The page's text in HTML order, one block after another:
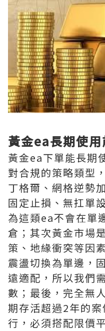
黃金ea長期使用
黃金ea下單能長期
對合規的策略類型‌
丁格爾、網格逆勢
固定止損、無扛單
為這類ea不會在單
倉；其次黃金市場
策、地緣衝突等因
震盪切換為單邊，
遠適配，所以我們
數；最後，完全無
期存活超過2年的
行，必須搭配限價